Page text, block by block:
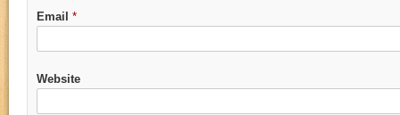
Email *
Website